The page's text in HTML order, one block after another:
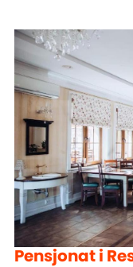
Pensjonat i